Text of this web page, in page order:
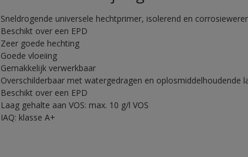
Sneldrogende universele hechtprimer, isolerend en
Beschikt over een EPD
Zeer goede hechting
Goede vloeiing
Gemakkelijk verwerkbaar
Overschilderbaar met watergedragen en oplosmiddelhoudende
Beschikt over een EPD
Laag gehalte aan VOS: max. 10 g/l VOS
IAQ: klasse A+